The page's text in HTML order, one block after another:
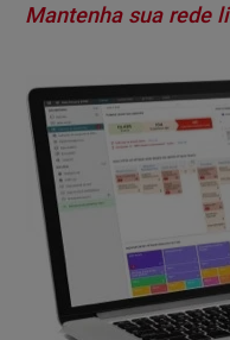
Mantenha sua rede